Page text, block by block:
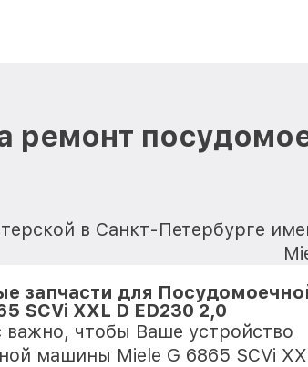
ремонт
в Санкт-Петербурге
запчасти для
SCVi XXL D ED230 2,0
важно, чтобы Ваше устройство
машины Miele G 6865 SCVi